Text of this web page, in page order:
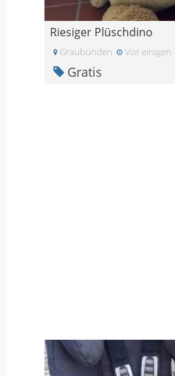
Riesiger Plüschdino
Graubünden Vor einigen
Gratis